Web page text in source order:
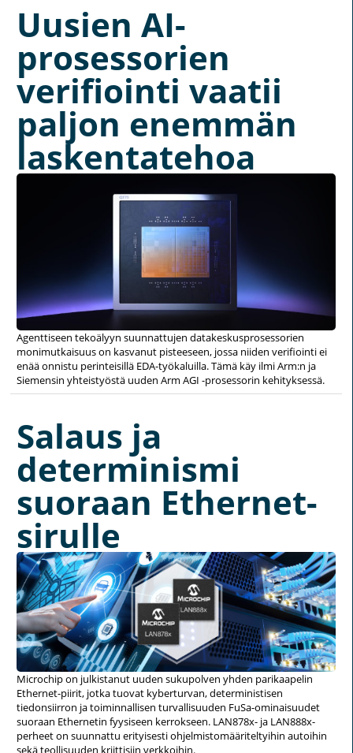
Uusien AI-
prosessorien
verifiointi vaatii
paljon enemmän
laskentatehoa
Agenttiseen tekoälyyn suunnattujen datakeskusprosessorien
monimutkaisuus on kasvanut pisteeseen, jossa niiden verifiointi ei
enää onnistu perinteisillä EDA-työkaluilla. Tämä käy ilmi Arm:n ja
Siemensin yhteistyöstä uuden Arm AGI -prosessorin kehityksessä.
Salaus ja
determinismi
suoraan Ethernet-
sirulle
Microchip on julkistanut uuden sukupolven yhden parikaapelin
Ethernet-piirit, jotka tuovat kyberturvan, deterministisen
tiedonsiirron ja toiminnallisen turvallisuuden FuSa-ominaisuudet
suoraan Ethernetin fyysiseen kerrokseen. LAN878x- ja LAN888x-
perheet on suunnattu erityisesti ohjelmistomääriteltyihin autoihin
sekä teollisuuden kriittisiin verkkoihin.